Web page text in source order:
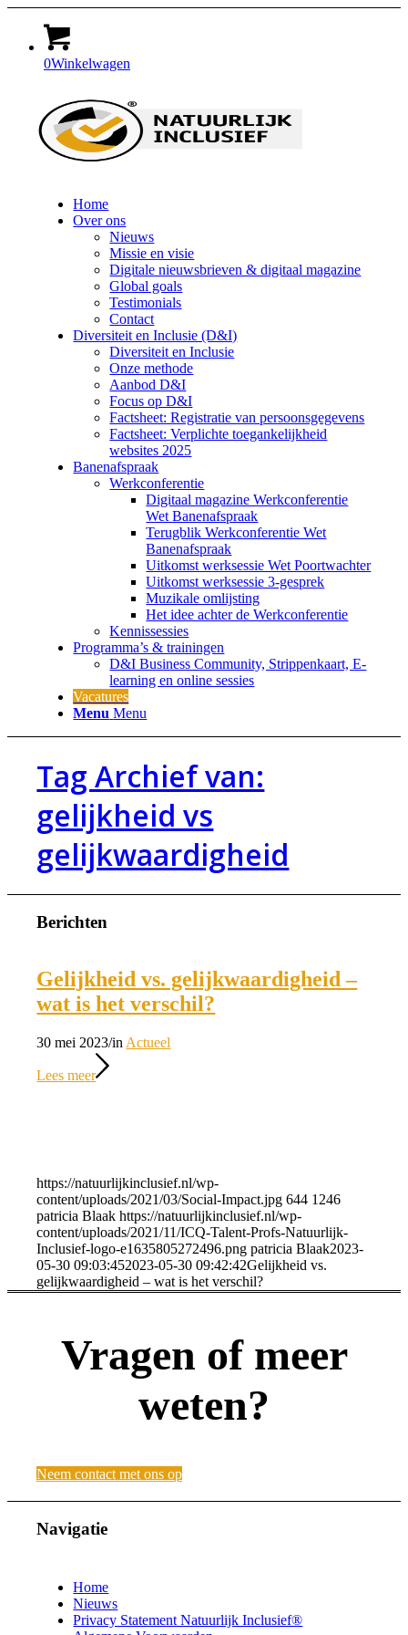
0Winkelwagen
Home
Over ons
Nieuws
Missie en visie
Digitale nieuwsbrieven & digitaal magazine
Global goals
Testimonials
Contact
Diversiteit en Inclusie (D&I)
Diversiteit en Inclusie
Onze methode
Aanbod D&I
Focus op D&I
Factsheet: Registratie van persoonsgegevens
Factsheet: Verplichte toegankelijkheid
websites 2025
Banenafspraak
Werkconferentie
Digitaal magazine Werkconferentie
Wet Banenafspraak
Terugblik Werkconferentie Wet
Banenafspraak
Uitkomst werksessie Wet Poortwachter
Uitkomst werksessie 3-gesprek
Muzikale omlijsting
Het idee achter de Werkconferentie
Kennissessies
Programma’s & trainingen
D&I Business Community, Strippenkaart, E-
learning en online sessies
Vacatures
Menu Menu
Tag Archief van:
gelijkheid vs
gelijkwaardigheid
Berichten
Gelijkheid vs. gelijkwaardigheid –
wat is het verschil?
30 mei 2023/in Actueel
Lees meer
https://natuurlijkinclusief.nl/wp-
content/uploads/2021/03/Social-Impact.jpg 644 1246
patricia Blaak https://natuurlijkinclusief.nl/wp-
content/uploads/2021/11/ICQ-Talent-Profs-Natuurlijk-
Inclusief-logo-e1635805272496.png patricia Blaak2023-
05-30 09:03:452023-05-30 09:42:42Gelijkheid vs.
gelijkwaardigheid – wat is het verschil?
Vragen of meer
weten?
Neem contact met ons op
Navigatie
Home
Nieuws
Privacy Statement Natuurlijk Inclusief®